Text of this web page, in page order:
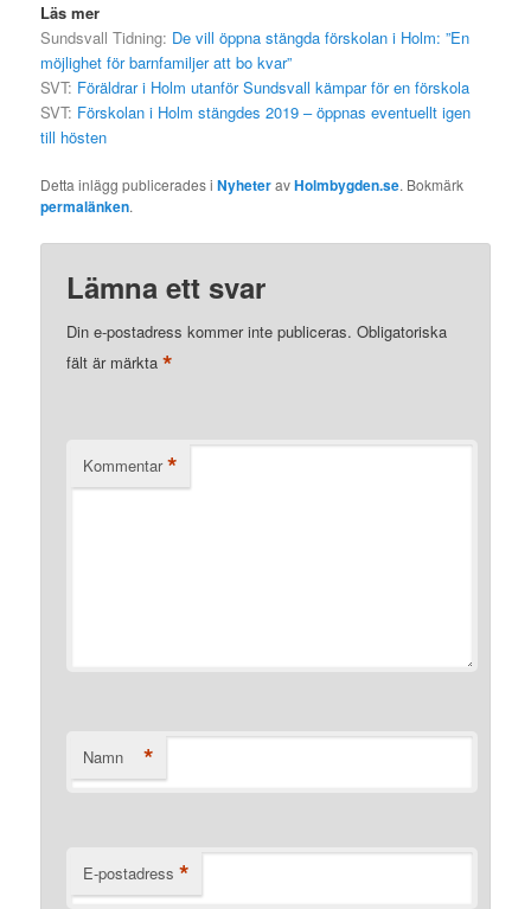
Läs mer
Sundsvall Tidning: De vill öppna stängda förskolan i Holm: ”En
möjlighet för barnfamiljer att bo kvar”
SVT: Föräldrar i Holm utanför Sundsvall kämpar för en förskola
SVT: Förskolan i Holm stängdes 2019 – öppnas eventuellt igen
till hösten
Detta inlägg publicerades iNyheteravHolmbygden.se. Bokmärk
permalänken.
Lämna ett svar
Din e-postadress kommer inte publiceras. Obligatoriska
fält är märkta*
Kommentar *
Namn *
E-postadress *